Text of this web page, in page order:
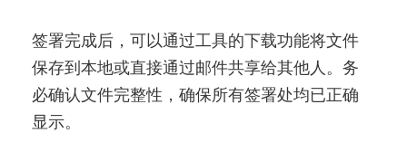
签署完成后，可以通过工具的下载功能将文件
保存到本地或直接通过邮件共享给其他人。务
必确认文件完整性，确保所有签署处均已正确
显示。